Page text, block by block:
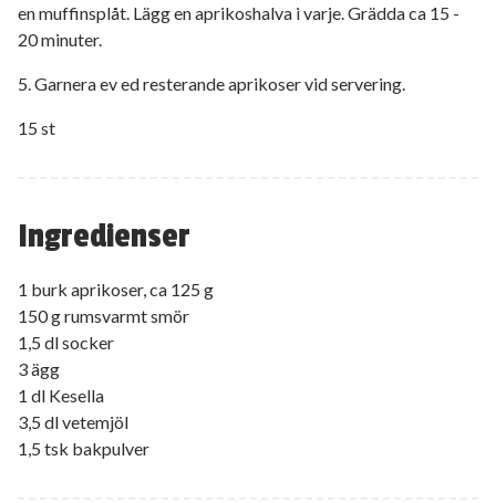
Ingredienser
1 burk aprikoser, ca 125 g
150 g rumsvarmt smör
1,5 dl socker
3 ägg
1 dl Kesella
3,5 dl vetemjöl
1,5 tsk bakpulver
en muffinsplåt. Lägg en aprikoshalva i varje. Grädda ca 15 -
20 minuter.
5. Garnera ev ed resterande aprikoser vid servering.
15 st